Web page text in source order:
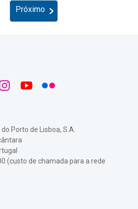
Próximo
Porto de Lisboa, S.A.
(custo de chamada para a rede